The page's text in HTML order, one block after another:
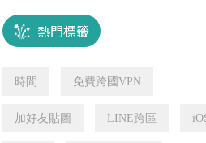
熱門標籤
時間 免費跨國VPN
加好友貼圖 LINE跨區